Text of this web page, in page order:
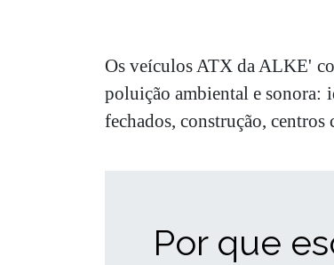
Os veículos ATX da ALKE'
poluição ambiental e sonora:
fechados, construção,
Por que